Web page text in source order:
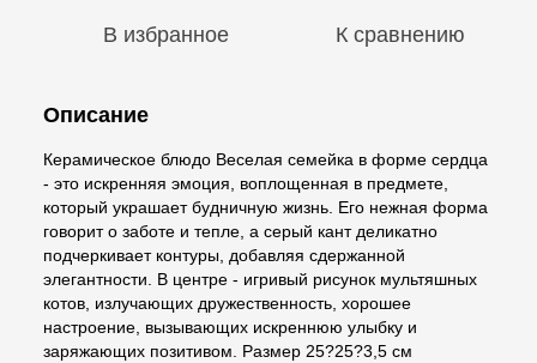
В избранное К сравнению
Описание
Керамическое блюдо Веселая семейка в форме сердца
- это искренняя эмоция, воплощенная в предмете,
который украшает будничную жизнь. Его нежная форма
говорит о заботе и тепле, а серый кант деликатно
подчеркивает контуры, добавляя сдержанной
элегантности. В центре - игривый рисунок мультяшных
котов, излучающих дружественность, хорошее
настроение, вызывающих искреннюю улыбку и
заряжающих позитивом. Размер 25?25?3,5 см